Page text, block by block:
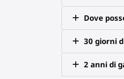
Dove
30 giorni
2 anni di